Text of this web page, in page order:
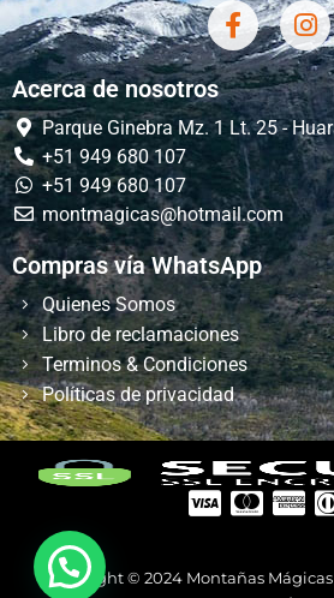
Acerca de nosotros
Parque Ginebra Mz. 1 Lt. 25 -
+51 949 680 107
+51 949 680 107
montmagicas@hotmail.com
Compras vía WhatsApp
Quienes Somos
Libro de reclamaciones
Terminos & Condiciones
Políticas de privacidad
Copyright © 2024 Montañas Mágicas